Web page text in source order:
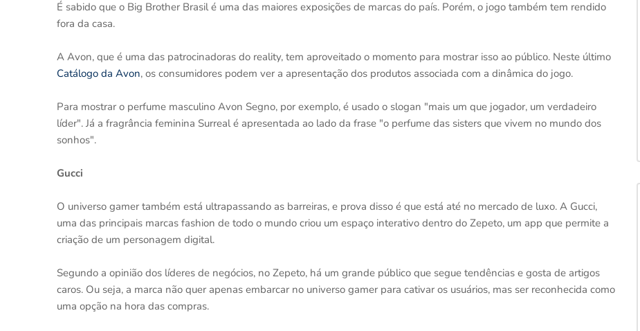
É sabido que o Big Brother Brasil é uma das maiores exposições de marcas do país. Porém, o jogo também tem rendido
fora da casa.
A Avon, que é uma das patrocinadoras do reality, tem aproveitado o momento para mostrar isso ao público. Neste último
Catálogo da Avon, os consumidores podem ver a apresentação dos produtos associada com a dinâmica do jogo.
Para mostrar o perfume masculino Avon Segno, por exemplo, é usado o slogan "mais um que jogador, um verdadeiro
líder". Já a fragrância feminina Surreal é apresentada ao lado da frase "o perfume das sisters que vivem no mundo dos
sonhos".
Gucci
O universo gamer também está ultrapassando as barreiras, e prova disso é que está até no mercado de luxo. A Gucci,
uma das principais marcas fashion de todo o mundo criou um espaço interativo dentro do Zepeto, um app que permite a
criação de um personagem digital.
Segundo a opinião dos líderes de negócios, no Zepeto, há um grande público que segue tendências e gosta de artigos
caros. Ou seja, a marca não quer apenas embarcar no universo gamer para cativar os usuários, mas ser reconhecida como
uma opção na hora das compras.